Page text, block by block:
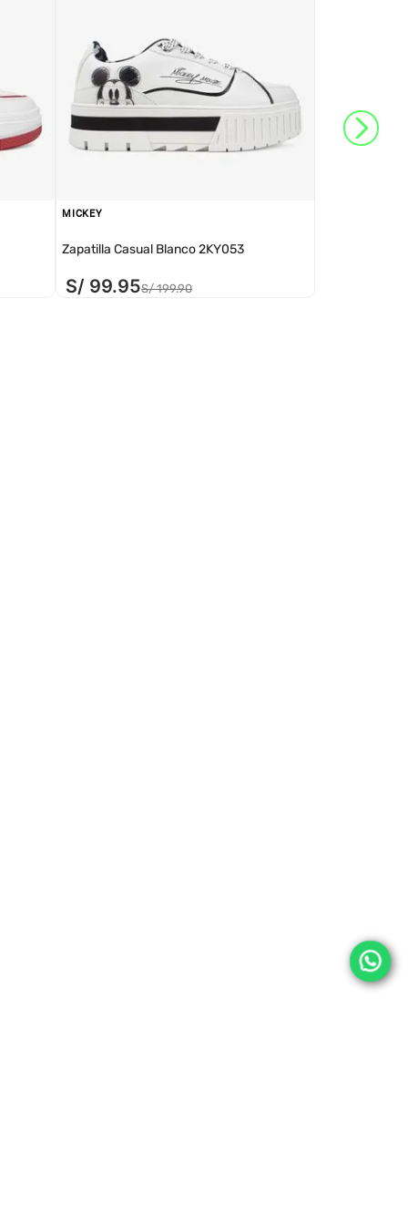
MICKEY
Zapatilla Casual Blanco 2KY053
S/ 99.95S/ 199.90